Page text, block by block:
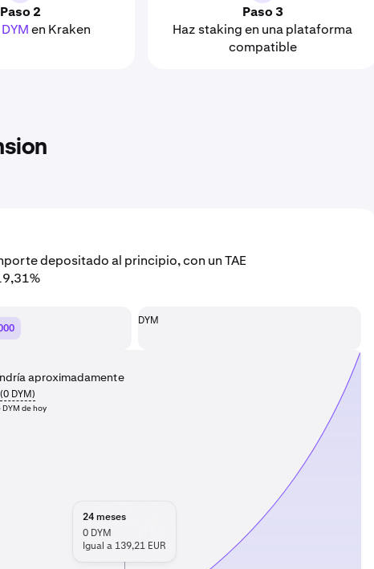
Paso 2
en Kraken
Paso 3
Haz staking en una plataforma
compatible
depositado al principio, con un TAE
DYM
aproximadamente
(0 DYM)
de hoy
24 meses
0 DYM
Igual a 139,21 EUR